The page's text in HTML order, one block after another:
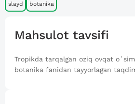
slayd botanika
Mahsulot tavsifi
Tropikda tarqalgan oziq ovqat
botanika fanidan tayyorlagan